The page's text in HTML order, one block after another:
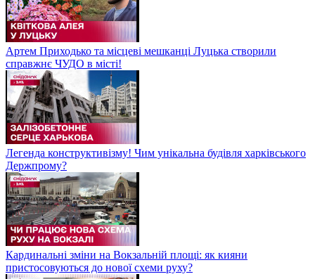
Артем Приходько та місцеві мешканці Луцька створили
справжнє ЧУДО в місті!
Легенда конструктивізму! Чим унікальна будівля харківського
Держпрому?
Кардинальні зміни на Вокзальній площі: як кияни
пристосовуються до нової схеми руху?